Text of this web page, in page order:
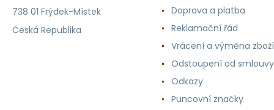
738 01 Frýdek-Místek
Česká Republika
Doprava a platba
Reklamační řád
Vrácení a výměna zboží
Odstoupení od smlouvy
Odkazy
Puncovní značky